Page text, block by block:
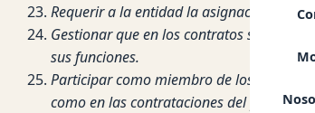
Requerir a la entidad la asignación o
Gestionar que en los contratos suscritos
sus funciones.
Participar como miembro de los comités
como en las contrataciones del personal